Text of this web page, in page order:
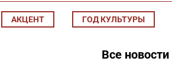
АКЦЕНТ ГОД КУЛЬТУРЫ
Все новости